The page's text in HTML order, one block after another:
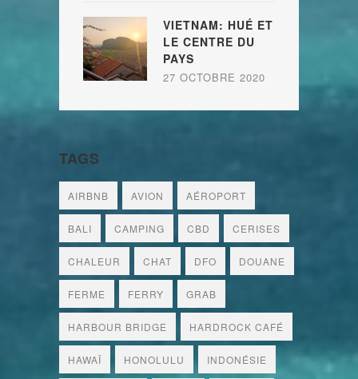
VIETNAM: HUÉ ET
LE CENTRE DU
PAYS
27 OCTOBRE 2020
TAGS
AIRBNB AVION AÉROPORT
BALI CAMPING CBD CERISES
CHALEUR CHAT DFO DOUANE
FERME FERRY GRAB
HARBOUR BRIDGE HARDROCK CAFÉ
HAWAÏ HONOLULU INDONÉSIE